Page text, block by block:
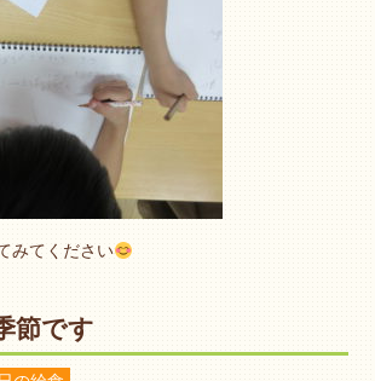
みてください
節です